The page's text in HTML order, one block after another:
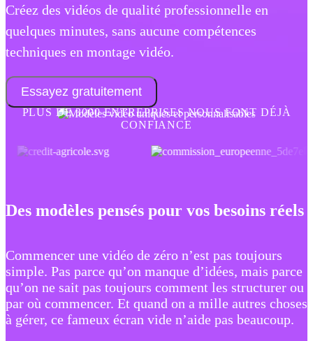
Créez des vidéos de qualité professionnelle en
quelques minutes, sans aucune compétences
techniques en montage vidéo.
Essayez gratuitement
PLUS DE 3000 ENTREPRISES NOUS FONT DÉJÀ
CONFIANCE
Des modèles pensés pour vos besoins réels
Commencer une vidéo de zéro n’est pas toujours
simple. Pas parce qu’on manque d’idées, mais parce
qu’on ne sait pas toujours comment les structurer ou
par où commencer. Et quand on a mille autres choses
à gérer, ce fameux écran vide n’aide pas beaucoup.